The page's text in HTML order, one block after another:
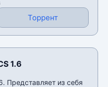
Торрент
1.6
Представляет из себя